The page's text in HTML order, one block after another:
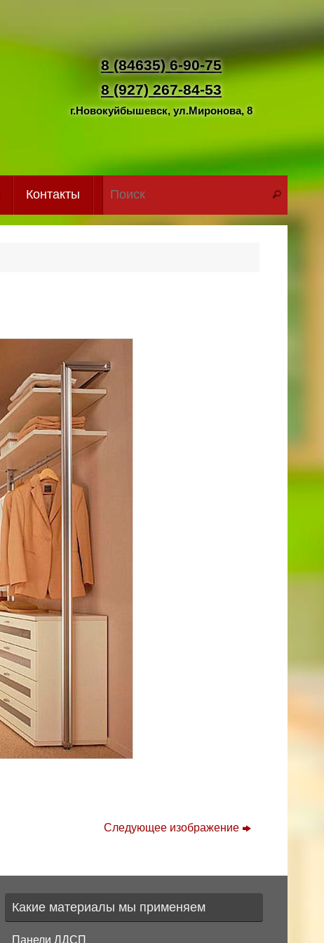
8 (84635) 6-90-75
8 (927) 267-84-53
г.Новокуйбышевск, ул.Миронова, 8
Контакты
Что
Поиск
Следующее изображение
Какие материалы мы применяем
Панели ЛДСП